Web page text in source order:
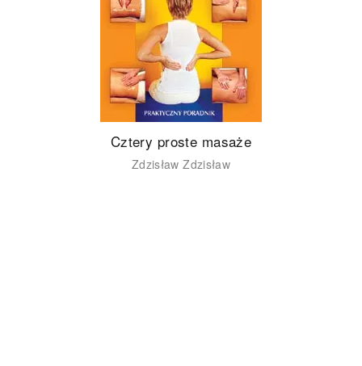
Cztery proste masaże
Zdzisław Zdzisław